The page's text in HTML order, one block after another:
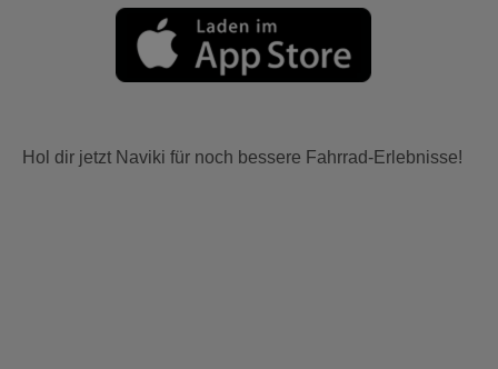
Hol dir jetzt Naviki für noch bessere Fahrrad-Erlebnisse!